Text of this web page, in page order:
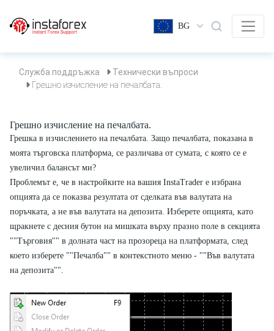
BG
Служба поддръжка
Технически въпроси
Грешно изчисление на печалбата.
Грешно изчисление на печалбата.
Грешка в изчислението на печалбата. Защо печалбата, показана в
моята търговска платформа, се различава от сумата, с която се е
увеличил балансът ми?
Проблемът е, че в настройките на вашия InstaTrader е избрана
опцията да се показва резултата от сделката във валутата на
поръчката, а не във валутата на депозита. Изберете опцията, като
щракнете с десния бутон на мишката върху празно поле в секцията
""Търговия"" в долната част на прозореца на платформата, след
което изберете ""Печалба"" в контекстното меню - ""Във валутата
на депозита"".